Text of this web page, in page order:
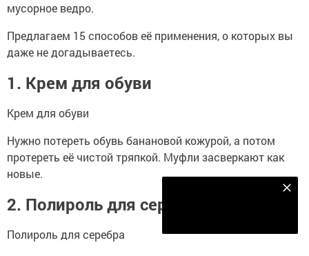
мусорное ведро.
Предлагаем 15 способов её применения, о которых вы
даже не догадываетесь.
1. Крем для обуви
Крем для обуви
Нужно потереть обувь банановой кожурой, а потом
протереть её чистой тряпкой. Муфли засверкают как
новые.
2. Полироль для серебра
Полироль для серебра